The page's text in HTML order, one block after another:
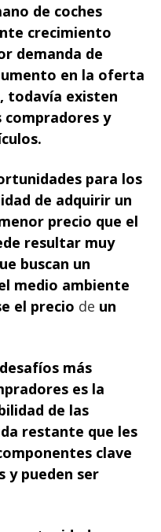
de coches
crecimiento
demanda de
en la oferta
todavía existen
compradores y
para los
de adquirir un
precio que el
resultar muy
buscan un
medio ambiente
el precio de un
más
es la
de las
restante que les
clave
y pueden ser